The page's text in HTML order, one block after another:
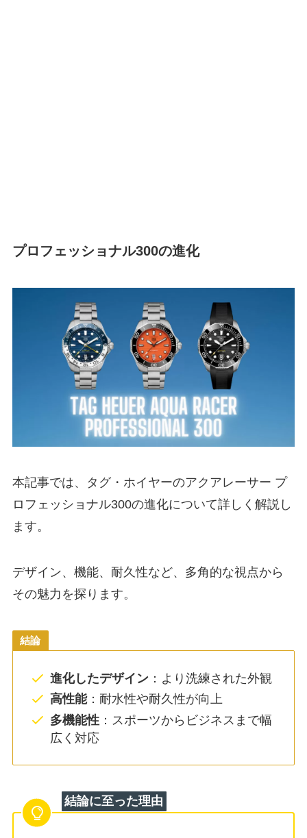
プロフェッショナル300の進化
本記事では、タグ・ホイヤーのアクアレーサー プ
ロフェッショナル300の進化について詳しく解説し
ます。
デザイン、機能、耐久性など、多角的な視点から
その魅力を探ります。
結論
進化したデザイン：より洗練された外観
高性能：耐水性や耐久性が向上
多機能性：スポーツからビジネスまで幅
広く対応
結論に至った理由